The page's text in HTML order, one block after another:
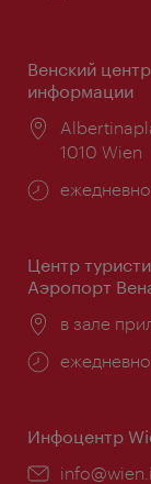
Венский
информации
1010 Wien
Часы
Центр
Аэропорт
в зале
Часы
Инфоцентр
Эл.